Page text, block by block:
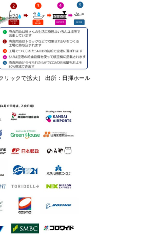
リックで拡大］ 出所：日揮ホール